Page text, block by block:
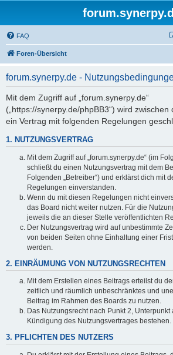
FAQ
Foren-Übersicht
forum.synerpy.de -
Mit dem Zugriff auf „forum.synerpy.de“
(„https://synerpy.de/phpBB3“) wird
ein Vertrag mit folgenden Regelungen
1. NUTZUNGSVERTRAG
Mit dem Zugriff auf „forum.synerpy.de“ (im
schließt du einen Nutzungsvertrag mit dem
Folgenden „Betreiber“) und erklärst dich mit
Regelungen einverstanden.
Wenn du mit diesen Regelungen nicht
das Board nicht weiter nutzen. Für die
jeweils die an dieser Stelle veröffentlichten
Der Nutzungsvertrag wird auf unbestimmte
von beiden Seiten ohne Einhaltung einer
werden.
2. EINRÄUMUNG VON NUTZUNGSRECHTEN
Mit dem Erstellen eines Beitrags erteilst du
zeitlich und räumlich unbeschränktes und
Beitrag im Rahmen des Boards zu nutzen.
Das Nutzungsrecht nach Punkt 2, Unterpunkt
Kündigung des Nutzungsvertrages bestehen.
3. PFLICHTEN DES NUTZERS